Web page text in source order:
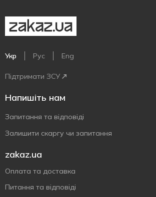
Укр Рус Eng
Підтримати ЗСУ
Напишіть нам
Запитання та відповіді
Залишити скаргу чи запитання
zakaz.ua
Оплата та доставка
Питання та відповіді